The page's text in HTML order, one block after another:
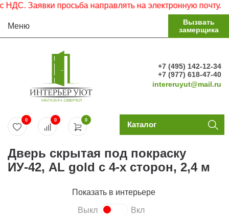
Заявки просьба направлять на электронную почту.
Меню
Вызвать
замерщика
+7 (495) 142-12-34
+7 (977) 618-47-40
intereruyut@mail.ru
0
0 0 Каталог
Дверь скрытая под покраску
ИУ-42, AL gold с 4-х сторон, 2,4 м
Показать в интерьере
Выкл Вкл